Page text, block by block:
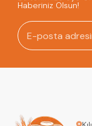
Haberiniz Olsun!